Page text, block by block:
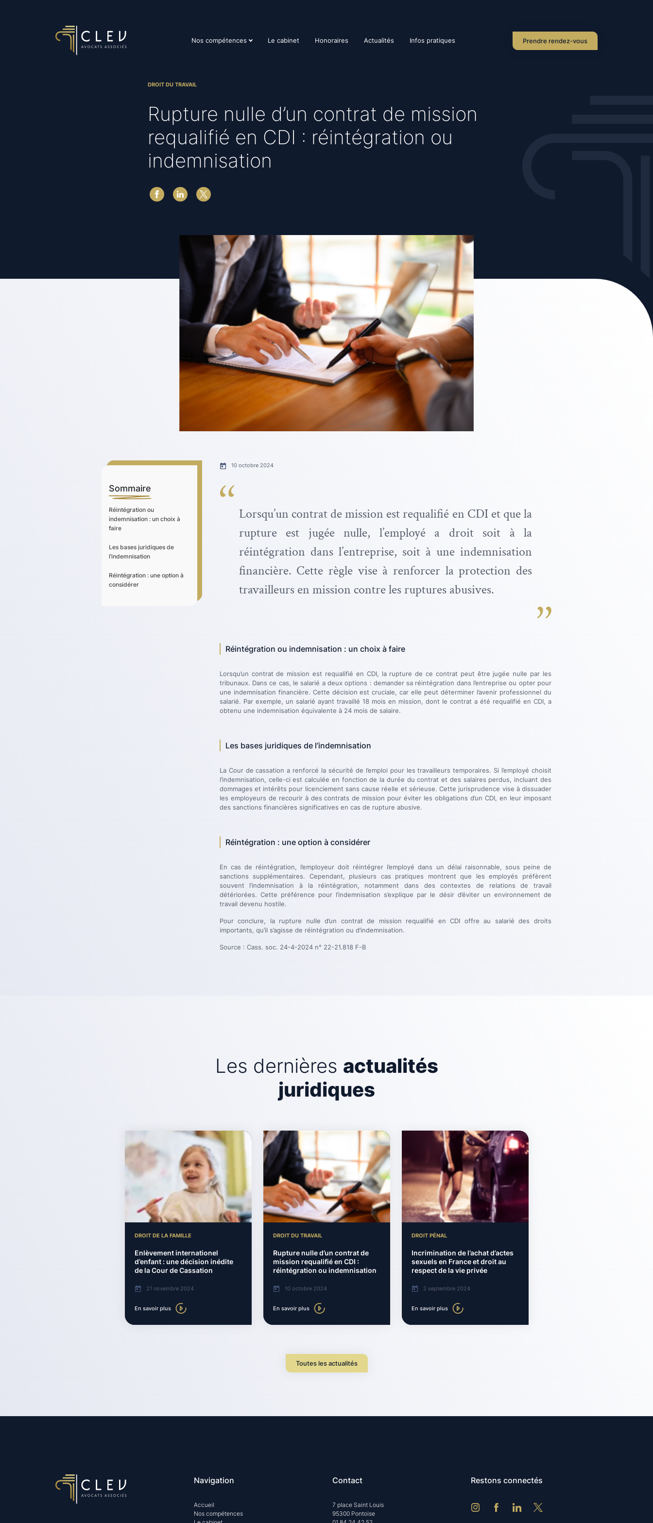
Nos compétences Le cabinet Honoraires Actualités Infos pratiques Prendre rendez-vous
DROIT DU TRAVAIL
Rupture nulle d’un contrat de mission
requalifié en CDI : réintégration ou
indemnisation
Sommaire
Réintégration ou
indemnisation : un choix à
faire
Les bases juridiques de
l’indemnisation
Réintégration : une option à
considérer
10 octobre 2024
Lorsqu’un contrat de mission est requalifié en CDI et que la
rupture est jugée nulle, l’employé a droit soit à la
réintégration dans l’entreprise, soit à une indemnisation
financière. Cette règle vise à renforcer la protection des
travailleurs en mission contre les ruptures abusives.
Réintégration ou indemnisation : un choix à faire
Lorsqu’un contrat de mission est requalifié en CDI, la rupture de ce contrat peut être jugée nulle par les
tribunaux. Dans ce cas, le salarié a deux options : demander sa réintégration dans l’entreprise ou opter pour
une indemnisation financière. Cette décision est cruciale, car elle peut déterminer l’avenir professionnel du
salarié. Par exemple, un salarié ayant travaillé 18 mois en mission, dont le contrat a été requalifié en CDI, a
obtenu une indemnisation équivalente à 24 mois de salaire.
Les bases juridiques de l’indemnisation
La Cour de cassation a renforcé la sécurité de l’emploi pour les travailleurs temporaires. Si l’employé choisit
l’indemnisation, celle-ci est calculée en fonction de la durée du contrat et des salaires perdus, incluant des
dommages et intérêts pour licenciement sans cause réelle et sérieuse. Cette jurisprudence vise à dissuader
les employeurs de recourir à des contrats de mission pour éviter les obligations d’un CDI, en leur imposant
des sanctions financières significatives en cas de rupture abusive.
Réintégration : une option à considérer
En cas de réintégration, l’employeur doit réintégrer l’employé dans un délai raisonnable, sous peine de
sanctions supplémentaires. Cependant, plusieurs cas pratiques montrent que les employés préfèrent
souvent l’indemnisation à la réintégration, notamment dans des contextes de relations de travail
détériorées. Cette préférence pour l’indemnisation s’explique par le désir d’éviter un environnement de
travail devenu hostile.
Pour conclure, la rupture nulle d’un contrat de mission requalifié en CDI offre au salarié des droits
importants, qu’il s’agisse de réintégration ou d’indemnisation.
Source : Cass. soc. 24-4-2024 n° 22-21.818 F-B
Les dernières actualités
juridiques
DROIT DE LA FAMILLE
Enlèvement internationel
d’enfant : une décision inédite
de la Cour de Cassation
21 novembre 2024
En savoir plus
DROIT DU TRAVAIL
Rupture nulle d’un contrat de
mission requalifié en CDI :
réintégration ou indemnisation
10 octobre 2024
En savoir plus
DROIT PÉNAL
Incrimination de l’achat d’actes
sexuels en France et droit au
respect de la vie privée
2 septembre 2024
En savoir plus
Toutes les actualités
Navigation
Accueil
Nos compétences
Contact
7 place Saint Louis
95300 Pontoise
Restons connectés